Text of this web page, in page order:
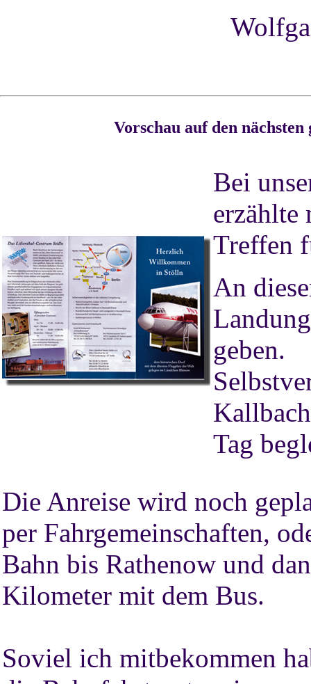
Vorschau auf den nächsten
Bei
erzählte
Treffen
An
geben.
Tag
Die Anreise wird noch
per Fahrgemeinschaften,
Bahn bis Rathenow und
Kilometer mit dem Bus.
Soviel ich mitbekommen